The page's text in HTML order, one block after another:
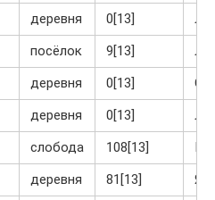
деревня 0[13]
посёлок 9[13]
деревня 0[13]
деревня 0[13]
слобода 108[13]
деревня 81[13]